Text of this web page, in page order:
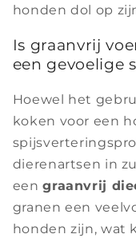
honden dol op
Is graanvrij
een gevoelige
Hoewel het
koken voor een
dierenartsen in
een graanvrij
granen een
honden zijn, wat